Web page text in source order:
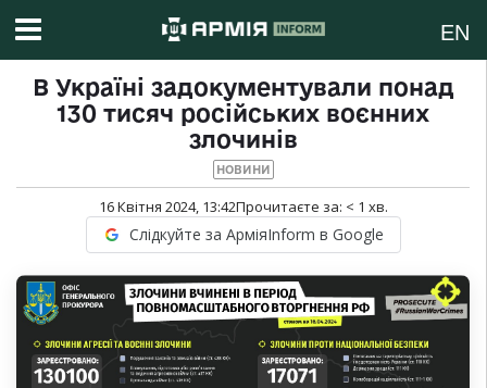
EN
В Україні задокументували понад
130 тисяч російських воєнних
злочинів
НОВИНИ
16 Квітня 2024, 13:42Прочитаєте за: < 1 хв.
Слідкуйте за АрміяInform в Google